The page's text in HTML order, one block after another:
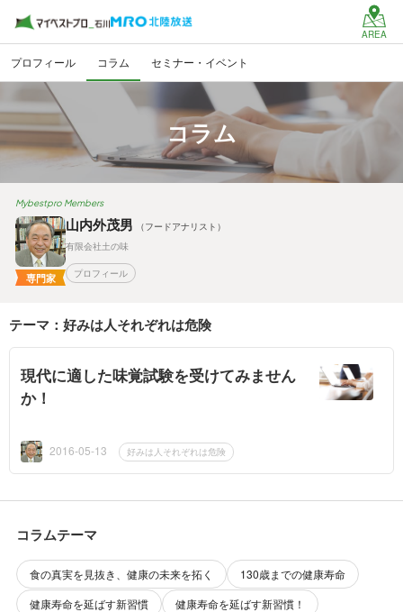
AREA
プロフィール コラム セミナー・イベント
コラム
Mybestpro Members
専門家
山内外茂男
（フードアナリスト）
有限会社土の味
プロフィール
テーマ：好みは人それぞれは危険
現代に適した味覚試験を受けてみません
か！
2016-05-13 好みは人それぞれは危険
コラムテーマ
食の真実を見抜き、健康の未来を拓く
130歳までの健康寿命
健康寿命を延ばす新習慣
健康寿命を延ばす新習慣！